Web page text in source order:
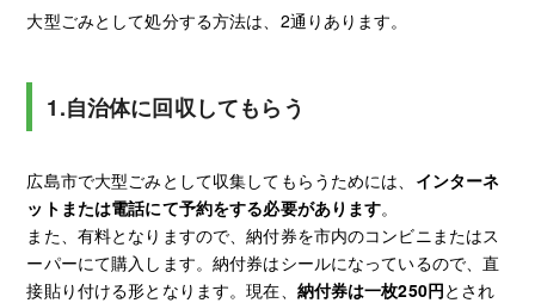
大型ごみとして処分する方法は、2通りあります。
1.自治体に回収してもらう
広島市で大型ごみとして収集してもらうためには、 インターネ
ットまたは電話にて予約をする必要があります。
また、有料となりますので、納付券を市内のコンビニまたはス
ーパーにて購入します。納付券はシールになっているので、直
接貼り付ける形となります。現在、 納付券は一枚250円とされ